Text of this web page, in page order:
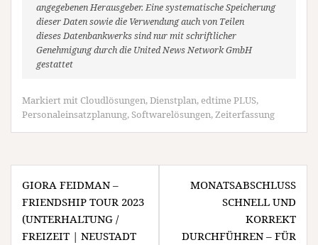
angegebenen Herausgeber. Eine systematische Speicherung
dieser Daten sowie die Verwendung auch von Teilen
dieses Datenbankwerks sind nur mit schriftlicher
Genehmigung durch die United News Network GmbH
gestattet
Markiert mit Cloudlösungen,Dienstplan,edtime PLUS,
Personaleinsatzplanung,Softwarelösungen,Zeiterfassung
Beitragsnavigation
GIORA FEIDMAN –
FRIENDSHIP TOUR 2023
(UNTERHALTUNG /
FREIZEIT | NEUSTADT
MONATSABSCHLUSS
SCHNELL UND
KORREKT
DURCHFÜHREN – FÜR